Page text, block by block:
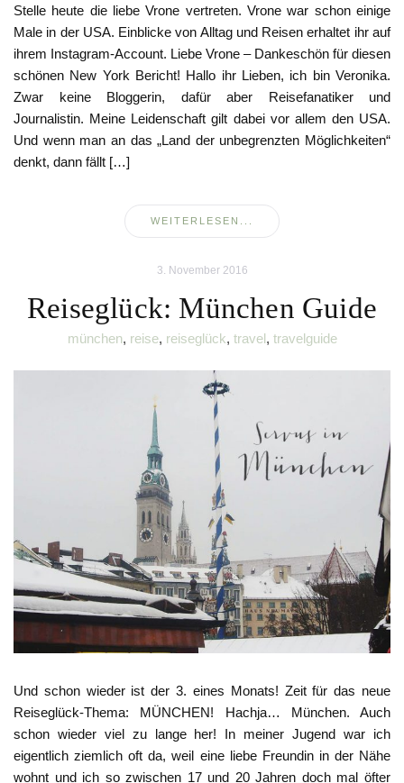
Stelle heute die liebe Vrone vertreten. Vrone war schon einige
Male in der USA. Einblicke von Alltag und Reisen erhaltet ihr auf
ihrem Instagram-Account. Liebe Vrone – Dankeschön für diesen
schönen New York Bericht! Hallo ihr Lieben, ich bin Veronika.
Zwar keine Bloggerin, dafür aber Reisefanatiker und
Journalistin. Meine Leidenschaft gilt dabei vor allem den USA.
Und wenn man an das „Land der unbegrenzten Möglichkeiten“
denkt, dann fällt […]
WEITERLESEN...
3. November 2016
Reiseglück: München Guide
münchen, reise, reiseglück, travel, travelguide
Und schon wieder ist der 3. eines Monats! Zeit für das neue
Reiseglück-Thema: MÜNCHEN! Hachja… München. Auch
schon wieder viel zu lange her! In meiner Jugend war ich
eigentlich ziemlich oft da, weil eine liebe Freundin in der Nähe
wohnt und ich so zwischen 17 und 20 Jahren doch mal öfter